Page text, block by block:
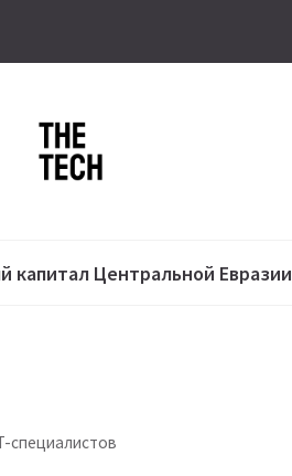
капитал Центральной Евразии
специалистов